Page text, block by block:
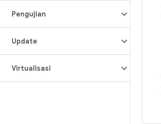
Pengujian
Update
Virtualisasi